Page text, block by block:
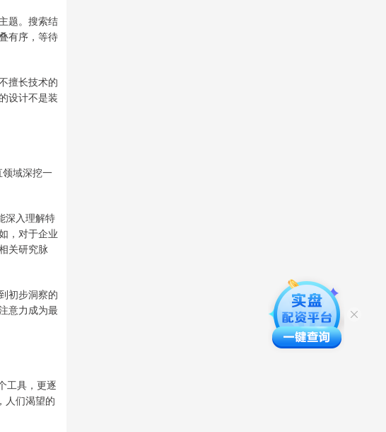
题。搜索结
有序，等待
擅长技术的
设计不是装
领域深挖一
深入理解特
，对于企业
关研究脉
初步洞察的
意力成为最
工具，更逐
人们渴望的